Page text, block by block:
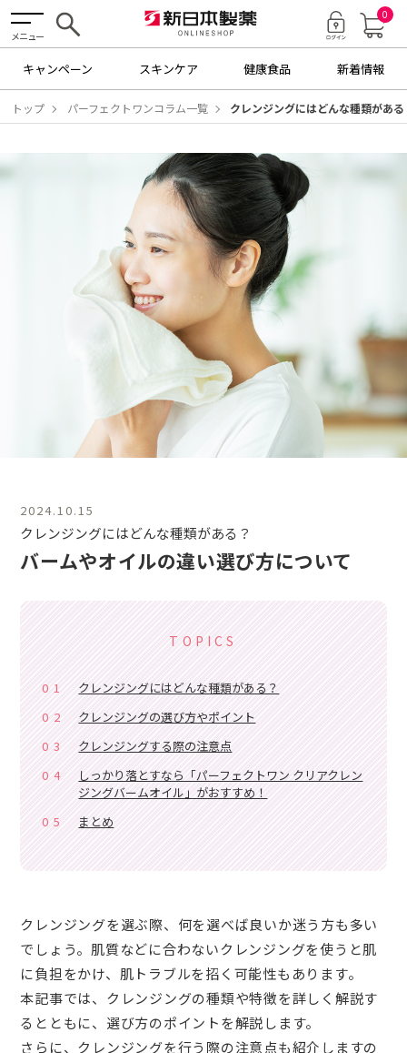
メニュー
0
キャンペーン スキンケア 健康食品 新着情報
トップ パーフェクトワンコラム一覧 クレンジングにはどんな種類があ
2024.10.15
クレンジングにはどんな種類がある？
バームやオイルの違い選び方について
TOPICS
01
クレンジングにはどんな種類がある？
02
クレンジングの選び方やポイント
03
クレンジングする際の注意点
04
しっかり落とすなら「パーフェクトワン クリアクレン
ジングバームオイル」がおすすめ！
05
まとめ
クレンジングを選ぶ際、何を選べば良いか迷う方も多い
でしょう。肌質などに合わないクレンジングを使うと肌
に負担をかけ、肌トラブルを招く可能性もあります。
本記事では、クレンジングの種類や特徴を詳しく解説す
るとともに、選び方のポイントを解説します。
さらに、クレンジングを行う際の注意点も紹介しますの